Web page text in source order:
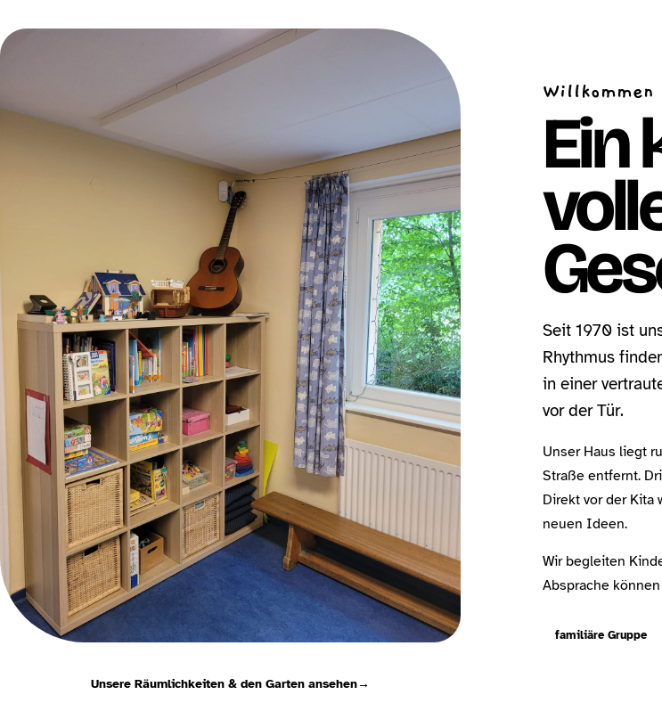
Unsere Räumlichkeiten & den Garten ansehen→
Ein
Seit 1970 ist
Rhythmus
in einer
vor der Tür.
Unser Haus liegt
Straße entfernt.
Direkt vor der Kita
neuen Ideen.
Wir begleiten
Absprache
familiäre Gruppe